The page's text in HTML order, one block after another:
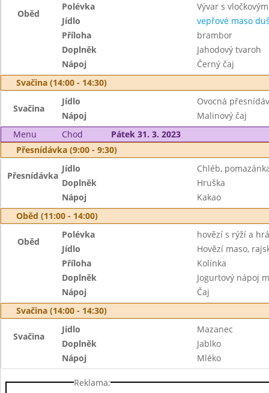
Oběd
Polévka
Vývar s
Jídlo
vepřové maso
Příloha
brambor
Doplněk
Jahodový tvaroh
Nápoj
Černý čaj
Svačina (14:00 - 14:30)
Svačina
Jídlo
Ovocná
Nápoj
Malinový čaj
Menu
Chod
Pátek 31. 3. 2023
Přesnídávka (9:00 - 9:30)
Přesnídávka
Jídlo
Chléb,
Doplněk
Hruška
Nápoj
Kakao
Oběd (11:00 - 14:00)
Oběd
Polévka
hovězí s rýží a
Jídlo
Hovězí maso,
Příloha
Kolínka
Doplněk
Jogurtový nápoj
Nápoj
Čaj
Svačina (14:00 - 14:30)
Svačina
Jídlo
Mazanec
Doplněk
Jablko
Nápoj
Mléko
Reklama: